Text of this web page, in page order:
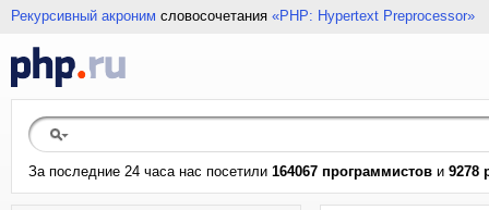
Рекурсивный акроним словосочетания «PHP: Hypertext Preprocessor»
За последние 24 часа нас посетили 164067 программистов и 9278